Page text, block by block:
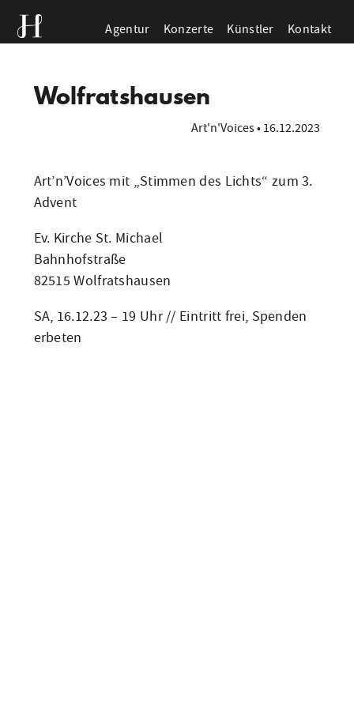
Agentur Konzerte Künstler Kontakt
Wolfratshausen
Art'n'Voices•16.12.2023
Art’n’Voices mit „Stimmen des Lichts“ zum 3.
Advent
Ev. Kirche St. Michael
Bahnhofstraße
82515 Wolfratshausen
SA, 16.12.23 – 19 Uhr // Eintritt frei, Spenden
erbeten